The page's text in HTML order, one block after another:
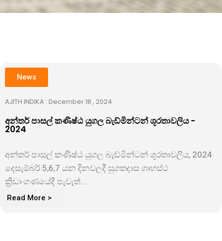
News
AJITH INDIKA : December 18 , 2024
අන්තර් පාසල් කණිෂ්ඨ යුගල බැඩ්මින්ටන් ශූරතාවලිය -
2024
අන්තර් පාසල් කණිෂ්ඨ යුගල බැඩ්මින්ටන් ශූරතාවලිය, 2024
දෙසැම්බර් 5,6,7 යන දිනවලදී සුගතදාස ගෘහස්ථ
ක්‍රීඩාංගණයේදී පැවැත්….
Read More >